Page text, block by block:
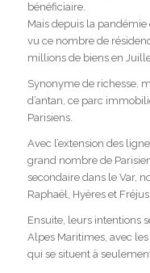
bénéficiaire.
Mais depuis la
vu ce nombre de
millions de biens en
Synonyme de richesse,
d’antan, ce parc
Parisiens.
Avec l’extension des
grand nombre de
secondaire dans le Var,
Raphaël, Hyères et Fréjus.
Ensuite, leurs intentions
Alpes Maritimes, avec
qui se situent à